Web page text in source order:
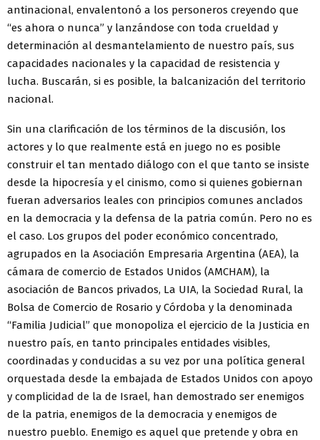
antinacional, envalentonó a los personeros creyendo que
“es ahora o nunca” y lanzándose con toda crueldad y
determinación al desmantelamiento de nuestro país, sus
capacidades nacionales y la capacidad de resistencia y
lucha. Buscarán, si es posible, la balcanización del territorio
nacional.
Sin una clarificación de los términos de la discusión, los
actores y lo que realmente está en juego no es posible
construir el tan mentado diálogo con el que tanto se insiste
desde la hipocresía y el cinismo, como si quienes gobiernan
fueran adversarios leales con principios comunes anclados
en la democracia y la defensa de la patria común. Pero no es
el caso. Los grupos del poder económico concentrado,
agrupados en la Asociación Empresaria Argentina (AEA), la
cámara de comercio de Estados Unidos (AMCHAM), la
asociación de Bancos privados, La UIA, la Sociedad Rural, la
Bolsa de Comercio de Rosario y Córdoba y la denominada
“Familia Judicial” que monopoliza el ejercicio de la Justicia en
nuestro país, en tanto principales entidades visibles,
coordinadas y conducidas a su vez por una política general
orquestada desde la embajada de Estados Unidos con apoyo
y complicidad de la de Israel, han demostrado ser enemigos
de la patria, enemigos de la democracia y enemigos de
nuestro pueblo. Enemigo es aquel que pretende y obra en